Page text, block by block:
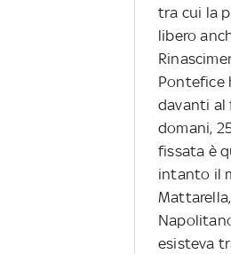
tra cui la
libero
Pontefice
davanti al
domani,
fissata è
intanto il
esisteva